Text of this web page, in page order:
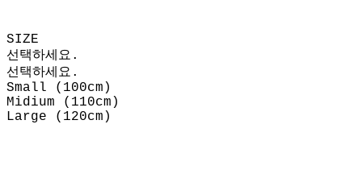
SIZE
선택하세요.
선택하세요.
Small (100cm)
Midium (110cm)
Large (120cm)